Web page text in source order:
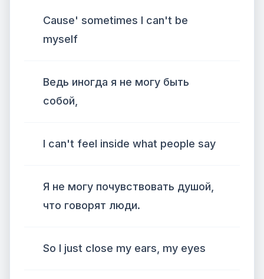
Cause' sometimes I can't be
myself
Ведь иногда я не могу быть
собой,
I can't feel inside what people say
Я не могу почувствовать душой,
что говорят люди.
So I just close my ears, my eyes